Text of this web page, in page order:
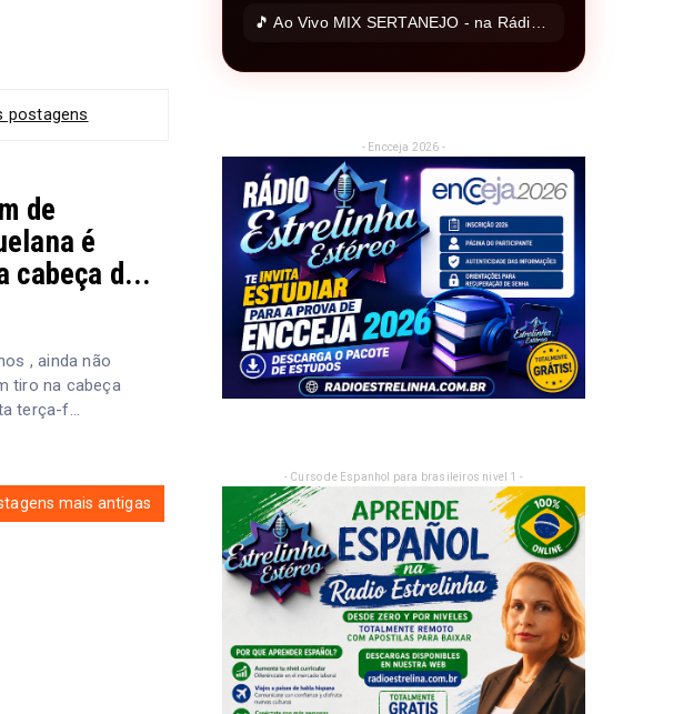
postagens
de
é
cabeça d...
, ainda não
tiro na cabeça
terça-f...
mais antigas
- Encceja 2026 -
- Curso de Espanhol para brasileiros nivel 1 -